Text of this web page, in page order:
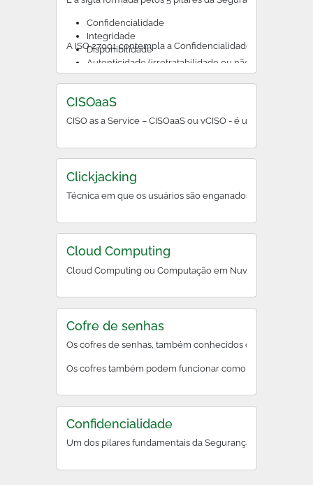
Confidencialidade
Integridade
Disponibilidade
Autenticidade (irretratabilidade ou não repudio)
Legalidade
A ISO 27001 contempla a Confidencialidade, a
CISOaaS
CISO as a Service –
Clickjacking
Técnica em que os usuários são enganados a clicar em
Cloud Computing
Cloud Computing ou Computação em Nuvem é a
Cofre de senhas
Os cofres de senhas, também conhecidos como
Os cofres também podem funcionar como um plugin ou
Confidencialidade
Um dos pilares fundamentais da Segurança da